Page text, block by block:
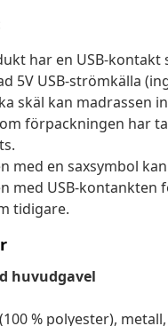
har en USB-kontakt
5V USB-strömkälla
skäl kan madrassen
förpackningen har
med en saxsymbol
med USB-kontankten
tidigare.
huvudgavel
% polyester),